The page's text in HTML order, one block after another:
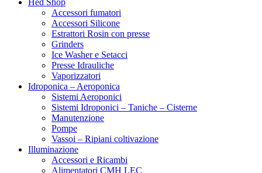
Eva Seeds
Exotic Seeds
Fast buds
Filter-it
FloraFlex
Flortis
Flower Farm
Four Peperoncino
Fral lampade
Garland
Gavita
Gecko Seeds
Genehtik
GHE/TA
Grain d’eau
Grass-o-matic
Hed Shop
Accessori fumatori
Accessori Silicone
Estrattori Rosin con presse
Grinders
Ice Washer e Setacci
Presse Idrauliche
Vaporizzatori
Idroponica – Aeroponica
Sistemi Aeroponici
Sistemi Idroponici – Taniche – Cisterne
Manutenzione
Pompe
Vassoi – Ripiani coltivazione
Illuminazione
Accessori e Ricambi
Alimentatori CMH LEC